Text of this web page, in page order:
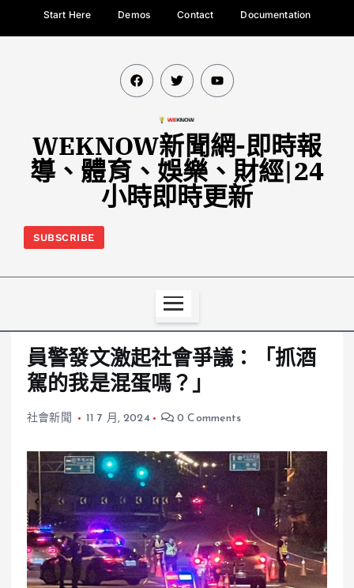
Start Here Demos Contact Documentation
WEKNOW新聞網-即時報
導、體育、娛樂、財經|24
小時即時更新
SUBSCRIBE
員警發文激起社會爭議：「抓酒
駕的我是混蛋嗎？」
社會新聞 11 7 月, 2024 0 Comments